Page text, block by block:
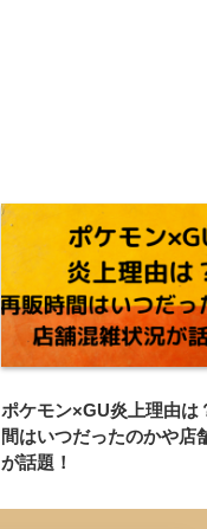
ポケモン×GU炎上理由は
間はいつだったのかや店
が話題！